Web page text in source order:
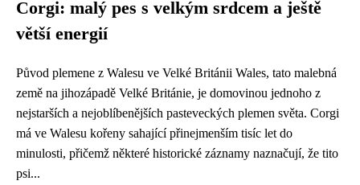
Corgi: malý pes s velkým srdcem a ještě
větší energií
Původ plemene z Walesu ve Velké Británii Wales, tato malebná
země na jihozápadě Velké Británie, je domovinou jednoho z
nejstarších a nejoblíbenějších pasteveckých plemen světa. Corgi
má ve Walesu kořeny sahající přinejmenším tisíc let do
minulosti, přičemž některé historické záznamy naznačují, že tito
psi...